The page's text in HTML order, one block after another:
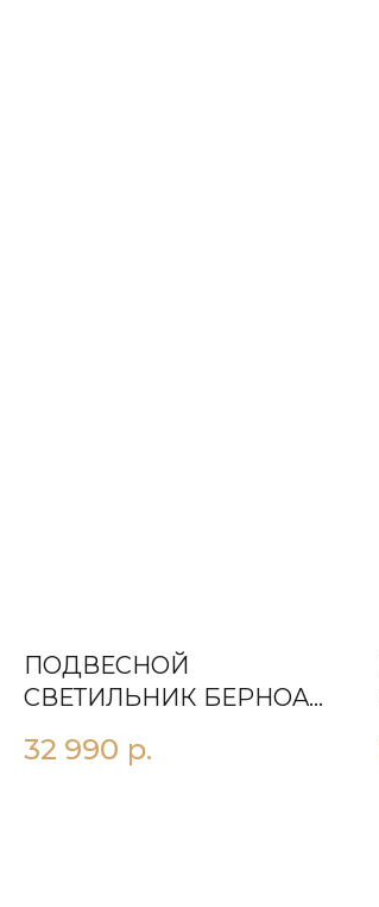
ПОДВЕСНОЙ
СВЕТИЛЬНИК БЕРНOA
32 990 р.